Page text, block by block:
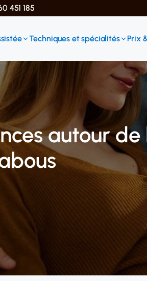
451 185
Techniques et spécialités Prix
autour